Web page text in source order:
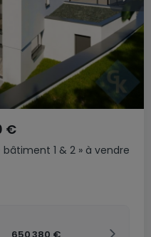
bâtiment 1 & 2 » à vendre
€
650 380 €